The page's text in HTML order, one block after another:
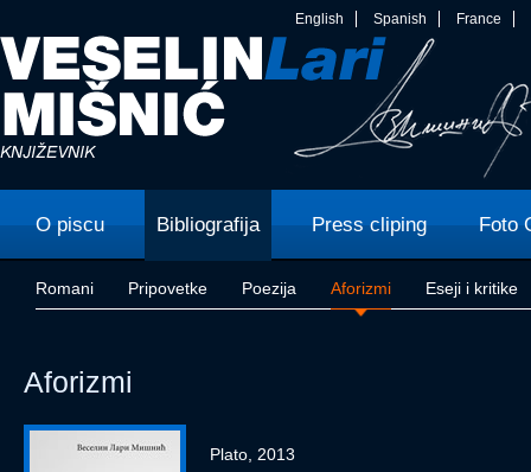
English Spanish France
O piscu Bibliografija Press cliping Foto
Romani Pripovetke Poezija Aforizmi Eseji i kritike
Aforizmi
Plato, 2013